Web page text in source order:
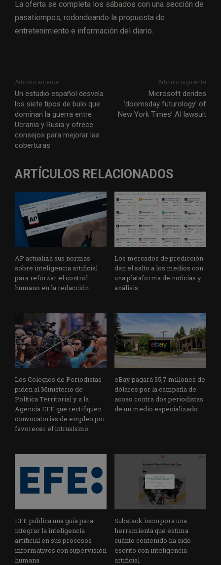
La oferta se completa los sábados con una sección de
pasatiempos, redondeando la propuesta de
entretenimiento e información del diario.
Artículo anterior
Un estudio español desvela
los siete tipos de bulo que
dominan la guerra entre
Ucrania y Rusia y ofrece
consejos para mejorar las
coberturas
Artículo siguiente
Microsoft derides
‘doomsday futurology’ of
New York Times’ AI lawsuit
ARTÍCULOS RELACIONADOS
AP actualiza sus normas
sobre inteligencia artificial
para reforzar el control
humano en la redacción
Los mercados de predicción
dan el salto a los medios con
una plataforma de noticias y
análisis
Los Colegios de Periodistas
piden al Ministerio de
Política Territorial y a la
Agencia EFE que rectifiquen
convocatorias de empleo por
favorecer el intrusismo
eBay pagará 55,7 millones de
dólares por la campaña de
acoso contra dos periodistas
de un medio especializado
EFE publica una guía para
integrar la inteligencia
artificial en sus procesos
informativos con supervisión
humana
Substack incorpora una
herramienta que estima
cuánto contenido ha sido
escrito con inteligencia
artificial